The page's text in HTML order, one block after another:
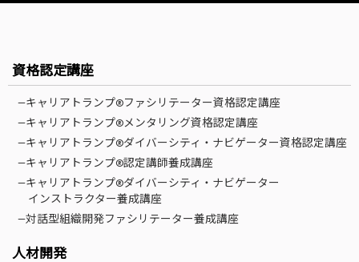
資格認定講座
—キャリアトランプ®ファシリテーター資格認定講座
—キャリアトランプ®メンタリング資格認定講座
—キャリアトランプ®ダイバーシティ・ナビゲーター資格認定講座
—キャリアトランプ®認定講師養成講座
—キャリアトランプ®ダイバーシティ・ナビゲーター
インストラクター養成講座
—対話型組織開発ファシリテーター養成講座
人材開発